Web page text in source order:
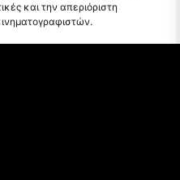
και την απεριόριστη